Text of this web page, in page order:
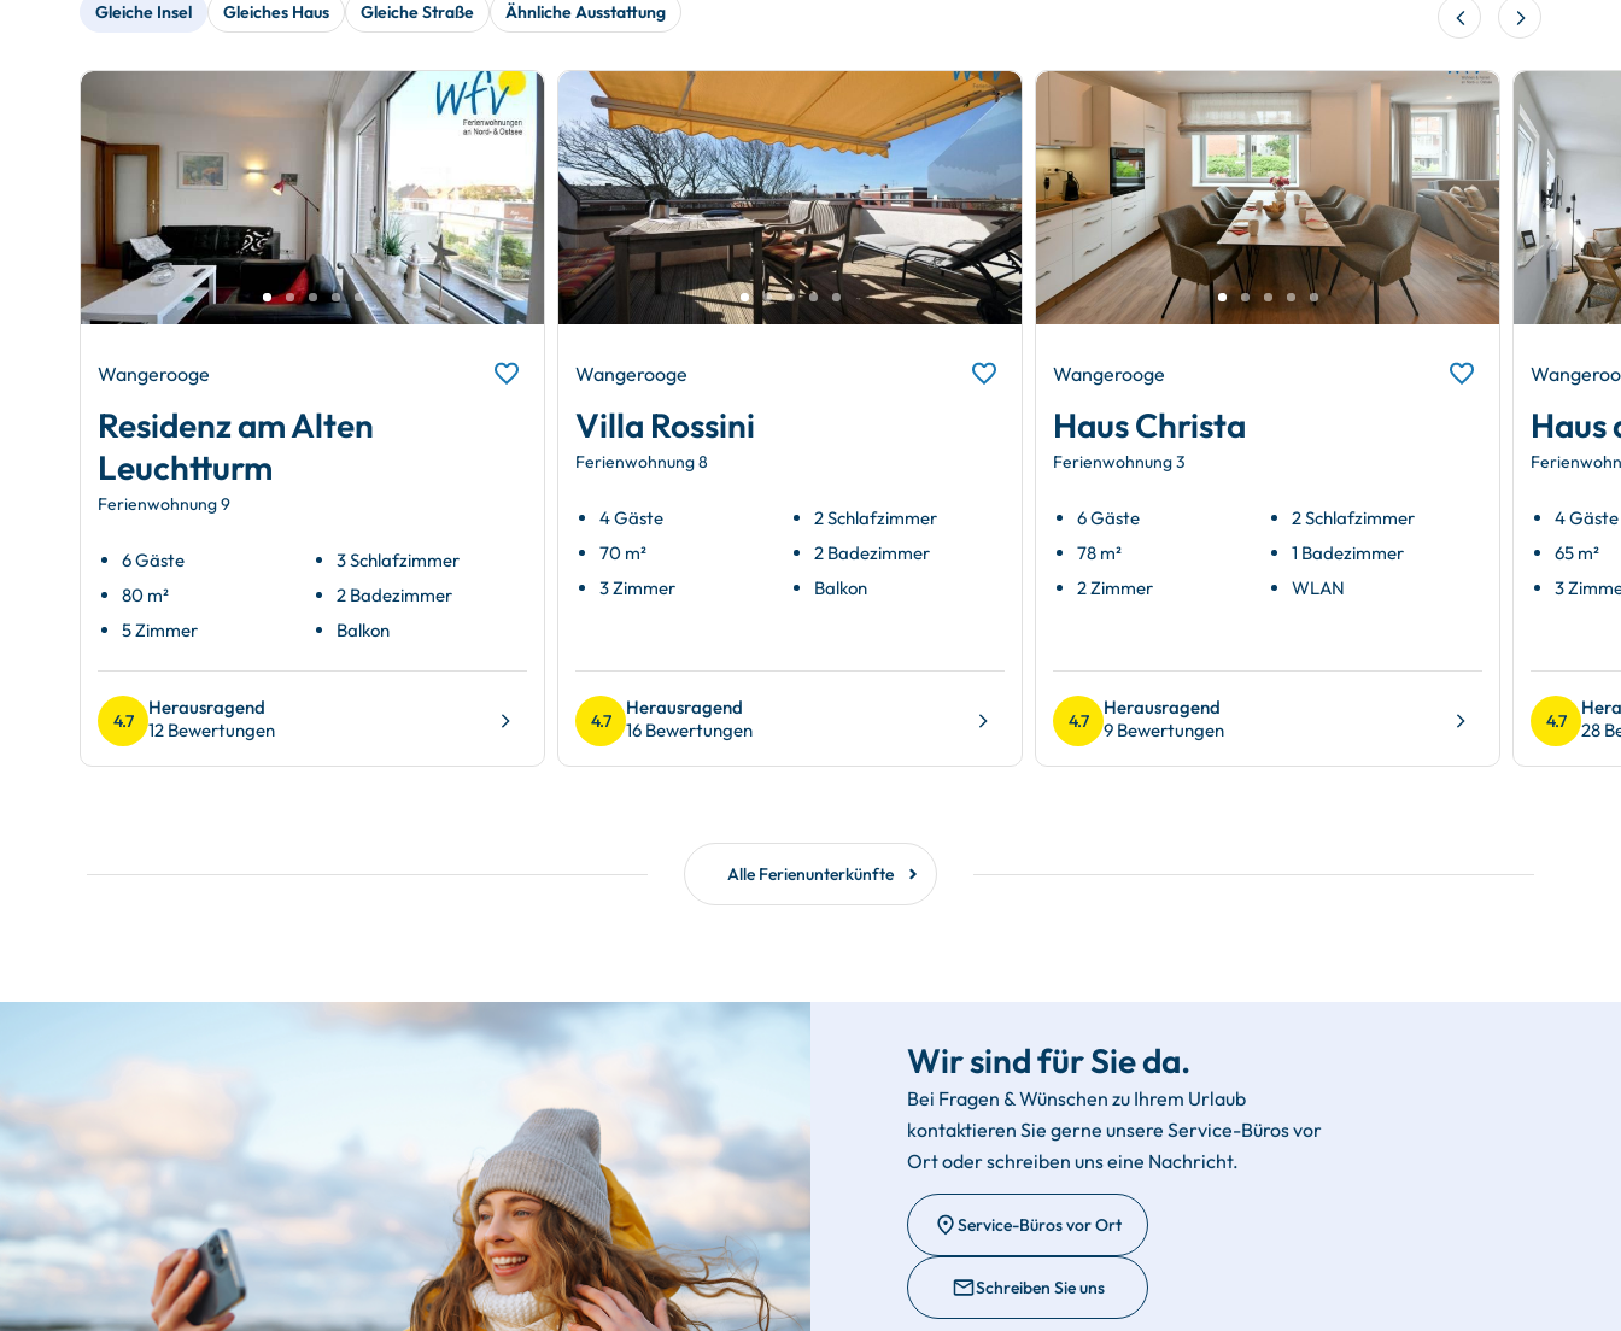
Gleiche Insel Gleiches Haus Gleiche Straße Ähnliche Ausstattung
Wangerooge
Residenz am Alten
Leuchtturm
Ferienwohnung 9
6 Gäste
80 m²
5 Zimmer
3 Schlafzimmer
2 Badezimmer
Balkon
4.7
Herausragend
12 Bewertungen
Wangerooge
Villa Rossini
Ferienwohnung 8
4 Gäste
70 m²
3 Zimmer
2 Schlafzimmer
2 Badezimmer
Balkon
4.7
Herausragend
16 Bewertungen
Wangerooge
Haus Christa
Ferienwohnung 3
6 Gäste
78 m²
2 Zimmer
2 Schlafzimmer
1 Badezimmer
WLAN
4.7
Herausragend
9 Bewertungen
4 Gäste
65 m²
3
4.7
28
Alle Ferienunterkünfte
Wir sind für Sie da.
Bei Fragen & Wünschen zu Ihrem Urlaub
kontaktieren Sie gerne unsere Service-Büros vor
Ort oder schreiben uns eine Nachricht.
Service-Büros vor Ort
Schreiben Sie uns